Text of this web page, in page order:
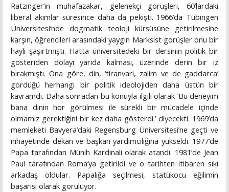
Ratzinger’in muhafazakar, gelenekçi görüşleri, 60’lardaki
liberal akımlar süresince daha da pekişti. 1966’da Tübingen
Üniversitesi’nde dogmatik teoloji kürsüsüne getirilmesine
karşın, öğrencileri arasındaki yaygın Marksist görüşler onu bir
hayli şaşırtmıştı. Hatta üniversitedeki bir dersinin politik bir
gösteriden dolayı yarıda kalması, üzerinde derin bir iz
bırakmıştı. Ona göre, din, ‘tiranvari, zalim ve de gaddarca’
gördüğü herhangi bir politik ideolojiden daha üstün bir
kavramdı. Daha sonradan bu konuyla ilgili olarak ‘Bu deneyim
bana dinin hor görülmesi ile sürekli bir mücadele içinde
olmamız gerektiğini bir kez daha gösterdi.’ diyecekti. 1969’da
memleketi Bavyera’daki Regensburg Üniversitesi’ne geçti ve
nihayetinde dekan ve başkan yardımcılığına yükseldi. 1977’de
Papa tarafından Münih Kardinali olarak atandı. 1981’de Jean
Paul tarafından Roma’ya getirildi ve o tarihten itibaren sıkı
arkadaş oldular. Papalığa seçilmesi, statükocu eğilimin
başarısı olarak görülüyor.